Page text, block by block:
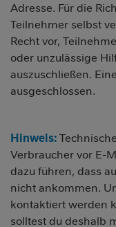
Adresse. Für die
Teilnehmer selbst
Recht vor,
oder unzulässige
auszuschließen.
ausgeschlossen.
Hinweis:
Verbraucher vor E-
dazu führen, dass
nicht ankommen.
kontaktiert werden
solltest du deshalb